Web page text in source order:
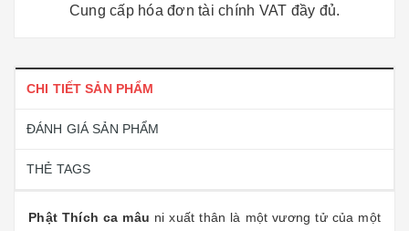
Cung cấp hóa đơn tài chính VAT đầy đủ.
CHI TIẾT SẢN PHẨM
ĐÁNH GIÁ SẢN PHẨM
THẺ TAGS
Phật Thích ca mâu ni xuất thân là một vương tử của một